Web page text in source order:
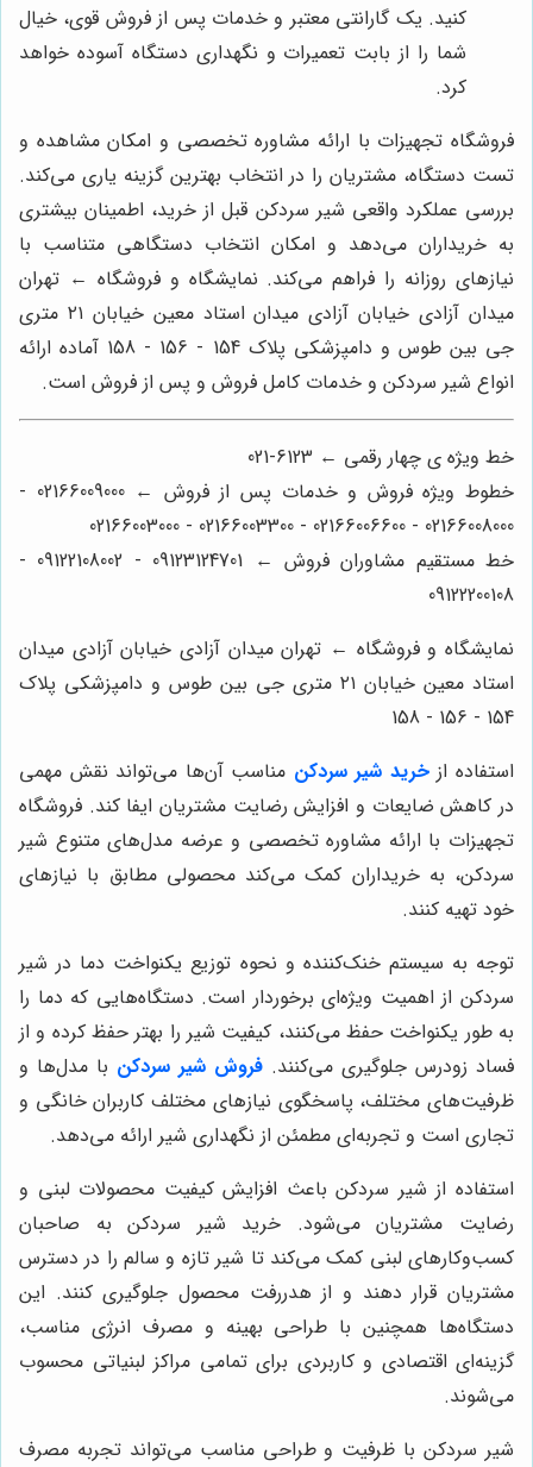
کنید. یک گارانتی معتبر و خدمات پس از فروش قوی، خیال
شما را از بابت تعمیرات و نگهداری دستگاه آسوده خواهد
کرد.
فروشگاه تجهیزات با ارائه مشاوره تخصصی و امکان مشاهده و
تست دستگاه، مشتریان را در انتخاب بهترین گزینه یاری می‌کند.
بررسی عملکرد واقعی شیر سردکن قبل از خرید، اطمینان بیشتری
به خریداران می‌دهد و امکان انتخاب دستگاهی متناسب با
نیازهای روزانه را فراهم می‌کند. نمایشگاه و فروشگاه ← تهران
میدان آزادی خیابان آزادی میدان استاد معین خیابان ۲۱ متری
جی بین طوس و دامپزشکی پلاک 154 - 156 - 158 آماده ارائه
انواع شیر سردکن و خدمات کامل فروش و پس از فروش است.
خط ویژه ی چهار رقمی ← 6123-021
خطوط ویژه فروش و خدمات پس از فروش ← 02166009000 -
02166008000 - 02166006600 - 02166003300 - 02166003000
خط مستقیم مشاوران فروش ← 09123124701 - 09122108002 -
09122200108
نمایشگاه و فروشگاه ← تهران میدان آزادی خیابان آزادی میدان
استاد معین خیابان ۲۱ متری جی بین طوس و دامپزشکی پلاک
154 - 156 - 158
استفاده ازخرید شیر سردکن مناسب آن‌ها می‌تواند نقش مهمی
در کاهش ضایعات و افزایش رضایت مشتریان ایفا کند. فروشگاه
تجهیزات با ارائه مشاوره تخصصی و عرضه مدل‌های متنوع شیر
سردکن، به خریداران کمک می‌کند محصولی مطابق با نیازهای
خود تهیه کنند.
توجه به سیستم خنک‌کننده و نحوه توزیع یکنواخت دما در شیر
سردکن از اهمیت ویژه‌ای برخوردار است. دستگاه‌هایی که دما را
به طور یکنواخت حفظ می‌کنند، کیفیت شیر را بهتر حفظ کرده و از
فساد زودرس جلوگیری می‌کنند. فروش شیر سردکن با مدل‌ها و
ظرفیت‌های مختلف، پاسخگوی نیازهای مختلف کاربران خانگی و
تجاری است و تجربه‌ای مطمئن از نگهداری شیر ارائه می‌دهد.
استفاده از شیر سردکن باعث افزایش کیفیت محصولات لبنی و
رضایت مشتریان می‌شود. خرید شیر سردکن به صاحبان
کسب‌وکارهای لبنی کمک می‌کند تا شیر تازه و سالم را در دسترس
مشتریان قرار دهند و از هدررفت محصول جلوگیری کنند. این
دستگاه‌ها همچنین با طراحی بهینه و مصرف انرژی مناسب،
گزینه‌ای اقتصادی و کاربردی برای تمامی مراکز لبنیاتی محسوب
می‌شوند.
شیر سردکن با ظرفیت و طراحی مناسب می‌تواند تجربه مصرف